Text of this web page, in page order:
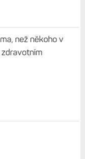
a neco mi unika?
07:47
odkaz v záběru